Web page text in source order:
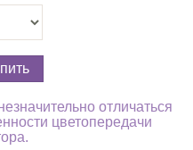
отличаться
цветопередачи